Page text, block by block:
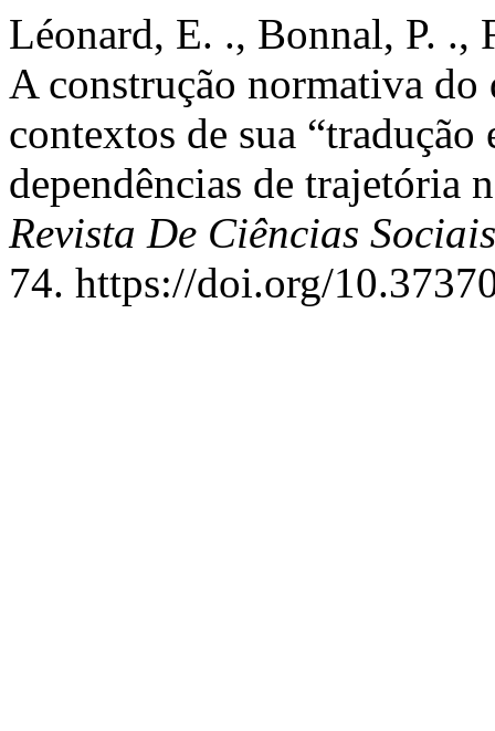
Léonard, E. ., Bonnal, P. .,
A construção normativa
contextos de sua
dependências de
Revista De Ciências
74. https://doi.org/